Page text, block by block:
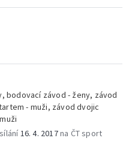
bodovací závod - ženy, závod
- muži, závod dvojic
16. 4. 2017na ČT sport